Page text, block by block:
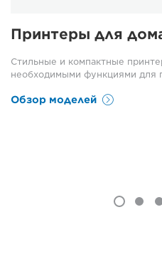
Принтеры для
Стильные и компактные
необходимыми функциями для
Обзор моделей